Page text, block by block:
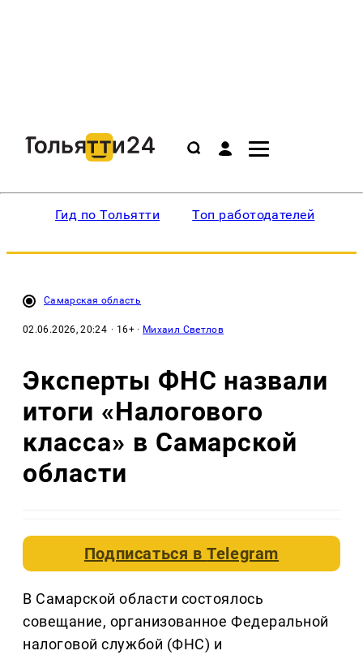
Гид по Тольятти Топ работодателей
Самарская область
02.06.2026, 20:24 · 16+ · Михаил Светлов
Эксперты ФНС назвали
итоги «Налогового
класса» в Самарской
области
Подписаться вTelegram
В Самарской области состоялось
совещание, организованное Федеральной
налоговой службой (ФНС) и